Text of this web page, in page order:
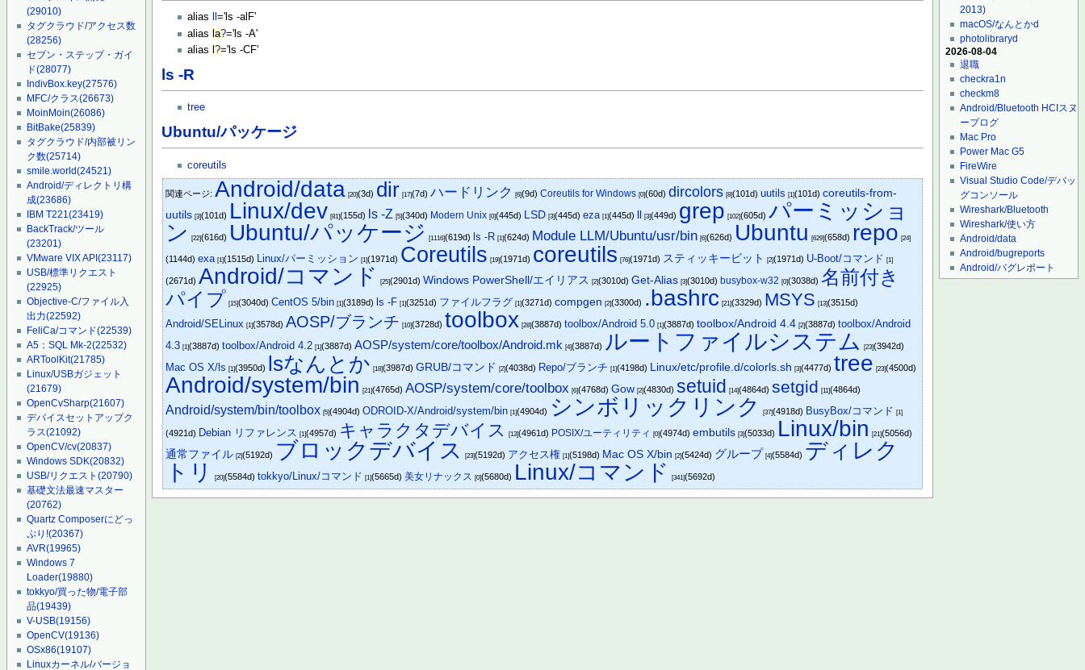
(29010)
タグクラウド/アクセス数
(28256)
セブン・ステップ・ガイ
ド(28077)
IndivBox.key(27576)
MFC/クラス(26673)
MoinMoin(26086)
BitBake(25839)
タグクラウド/内部被リン
ク数(25714)
smile.world(24521)
Android/ディレクトリ構
成(23686)
IBM T221(23419)
BackTrack/ツール
(23201)
VMware VIX API(23117)
USB/標準リクエスト
(22925)
Objective-C/ファイル入
出力(22592)
FeliCa/コマンド(22539)
A5：SQL Mk-2(22532)
ARToolKit(21785)
Linux/USBガジェット
(21679)
OpenCvSharp(21607)
デバイスセットアップク
ラス(21092)
OpenCV/cv(20837)
Windows SDK(20832)
USB/リクエスト(20790)
基礎文法最速マスター
(20762)
Quartz Composerにどっ
ぷり!(20367)
AVR(19965)
Windows 7
Loader(19880)
tokkyo/買った物/電子部
品(19439)
V-USB(19156)
OpenCV(19136)
OSx86(19107)
Linuxカーネル/バージョ
alias ll='ls -alF'
alias la?='ls -A'
alias l?='ls -CF'
ls -R
tree
Ubuntu/パッケージ
coreutils
関連ページ:Android/data [20](3d) dir [17](7d)ハードリンク [6](9d)Coreutils for Windows [0](60d)dircolors [8](101d)uutils [1](101d)coreutils-from-
uutils [3](101d) Linux/dev [81](155d) ls -Z [5](340d) Modern Unix [0](445d) LSD [3](445d)eza [1](445d) ll [3](449d) grep [102](605d)パーミッショ
ン
[22](616d) Ubuntu/パッケージ [1116](619d) ls -R [1](624d) Module LLM/Ubuntu/usr/bin [6](626d) Ubuntu [629](658d) repo [24]
(1144d)exa [1](1515d) Linux/パーミッション [1](1971d) Coreutils [19](1971d) coreutils [76](1971d) スティッキービット [2](1971d) U-Boot/コマンド [1]
(2671d)Android/コマンド [25](2901d)Windows PowerShell/エイリアス [2](3010d)Get-Alias [3](3010d) busybox-w32 [0](3038d)名前付き
パイプ [15](3040d)CentOS 5/bin [1](3189d) ls -F [1](3251d) ファイルフラグ [1](3271d)compgen [2](3300d) .bashrc [21](3329d) MSYS [13](3515d)
Android/SELinux [1](3578d)AOSP/ブランチ [10](3728d) toolbox [28](3887d)toolbox/Android 5.0 [1](3887d)toolbox/Android 4.4 [2](3887d)toolbox/Android
4.3 [1](3887d)toolbox/Android 4.2 [1](3887d)AOSP/system/core/toolbox/Android.mk [4](3887d) ルートファイルシステム [23](3942d)
Mac OS X/ls [1](3950d) lsなんとか [18](3987d)GRUB/コマンド [2](4038d) Repo/ブランチ [1](4198d) Linux/etc/profile.d/colorls.sh [3](4477d) tree [23](4500d)
Android/system/bin [21](4765d)AOSP/system/core/toolbox [6](4768d)Gow [2](4830d)setuid [14](4864d)setgid [11](4864d)
Android/system/bin/toolbox [5](4904d)ODROID-X/Android/system/bin [1](4904d) シンボリックリンク [37](4918d) BusyBox/コマンド [1]
(4921d) Debian リファレンス [1](4957d) キャラクタデバイス [13](4961d) POSIX/ユーティリティ [0](4974d)embutils [3](5033d) Linux/bin [21](5056d)
通常ファイル [2](5192d) ブロックデバイス [23](5192d) アクセス権 [1](5198d) Mac OS X/bin [2](5424d) グループ [4](5584d) ディレク
トリ
[20](5584d)tokkyo/Linux/コマンド [1](5665d)美女リナックス [0](5680d) Linux/コマンド [341](5692d)
2013)
macOS/なんとかd
photolibraryd
2026-08-04
退職
checkra1n
checkm8
Android/Bluetooth HCIスヌ
ープログ
Mac Pro
Power Mac G5
FireWire
Visual Studio Code/デバッ
グコンソール
Wireshark/Bluetooth
Wireshark/使い方
Android/data
Android/bugreports
Android/バグレポート